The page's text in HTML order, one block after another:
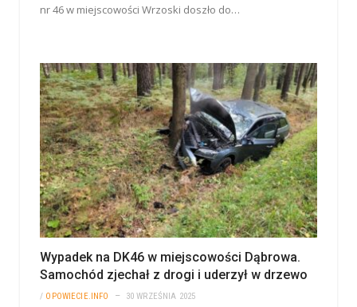
nr 46 w miejscowości Wrzoski doszło do…
Wypadek na DK46 w miejscowości Dąbrowa.
Samochód zjechał z drogi i uderzył w drzewo
/ OPOWIECIE.INFO 30 WRZEŚNIA 2025